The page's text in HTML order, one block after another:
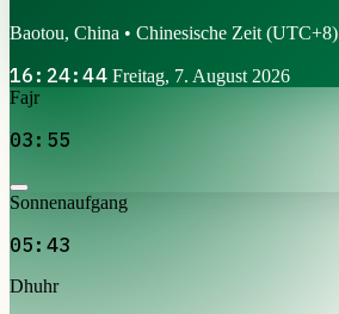
Baotou, China • Chinesische Zeit (UTC+8)
16:24:44 Freitag, 7. August 2026
Fajr
03:55
Sonnenaufgang
05:43
Dhuhr